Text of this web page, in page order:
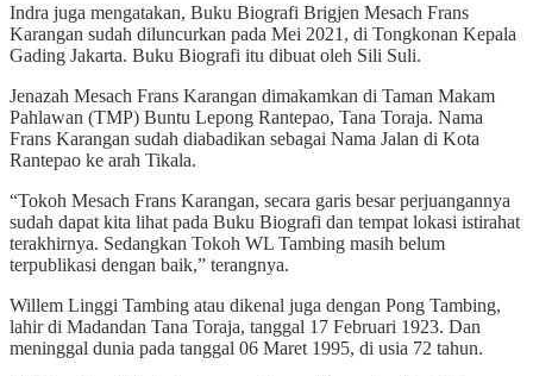
Indra juga mengatakan, Buku Biografi Brigjen Mesach Frans
Karangan sudah diluncurkan pada Mei 2021, di Tongkonan Kepala
Gading Jakarta. Buku Biografi itu dibuat oleh Sili Suli.
Jenazah Mesach Frans Karangan dimakamkan di Taman Makam
Pahlawan (TMP) Buntu Lepong Rantepao, Tana Toraja. Nama
Frans Karangan sudah diabadikan sebagai Nama Jalan di Kota
Rantepao ke arah Tikala.
“Tokoh Mesach Frans Karangan, secara garis besar perjuangannya
sudah dapat kita lihat pada Buku Biografi dan tempat lokasi istirahat
terakhirnya. Sedangkan Tokoh WL Tambing masih belum
terpublikasi dengan baik,” terangnya.
Willem Linggi Tambing atau dikenal juga dengan Pong Tambing,
lahir di Madandan Tana Toraja, tanggal 17 Februari 1923. Dan
meninggal dunia pada tanggal 06 Maret 1995, di usia 72 tahun.